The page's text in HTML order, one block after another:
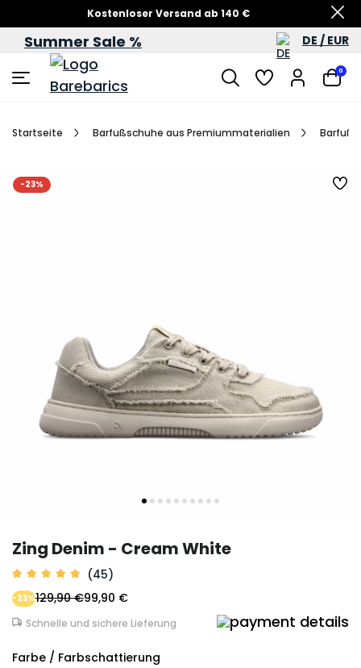
Kostenloser Versand ab 140 €
Sommersale – bis zu 60 %
Summer Sale % DE / EUR
0
Startseite Barfußschuhe aus Premiummaterialien
-23%
Zing Denim - Cream White
(45)
99,90 €
-23%129,90 €
Schnelle und sichere Lieferung
Farbe / Farbschattierung